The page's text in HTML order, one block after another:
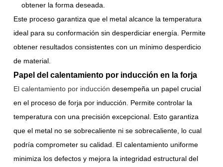
obtener la forma deseada.
Este proceso garantiza que el metal alcance la temperatura
ideal para su conformación sin desperdiciar energía. Permite
obtener resultados consistentes con un mínimo desperdicio
de material.
Papel del calentamiento por inducción en la forja
El calentamiento por inducción desempeña un papel crucial
en el proceso de forja por inducción. Permite controlar la
temperatura con una precisión excepcional. Esto garantiza
que el metal no se sobrecaliente ni se sobrecaliente, lo cual
podría comprometer su calidad. El calentamiento uniforme
minimiza los defectos y mejora la integridad estructural del